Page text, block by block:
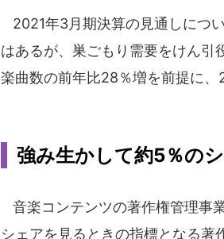
2021年3月期決算の見通しにつ
はあるが、巣ごもり需要をけん引
楽曲数の前年比28％増を前提に、
強み生かして約5％の
音楽コンテンツの著作権管理事
シェアを見るときの指標となる